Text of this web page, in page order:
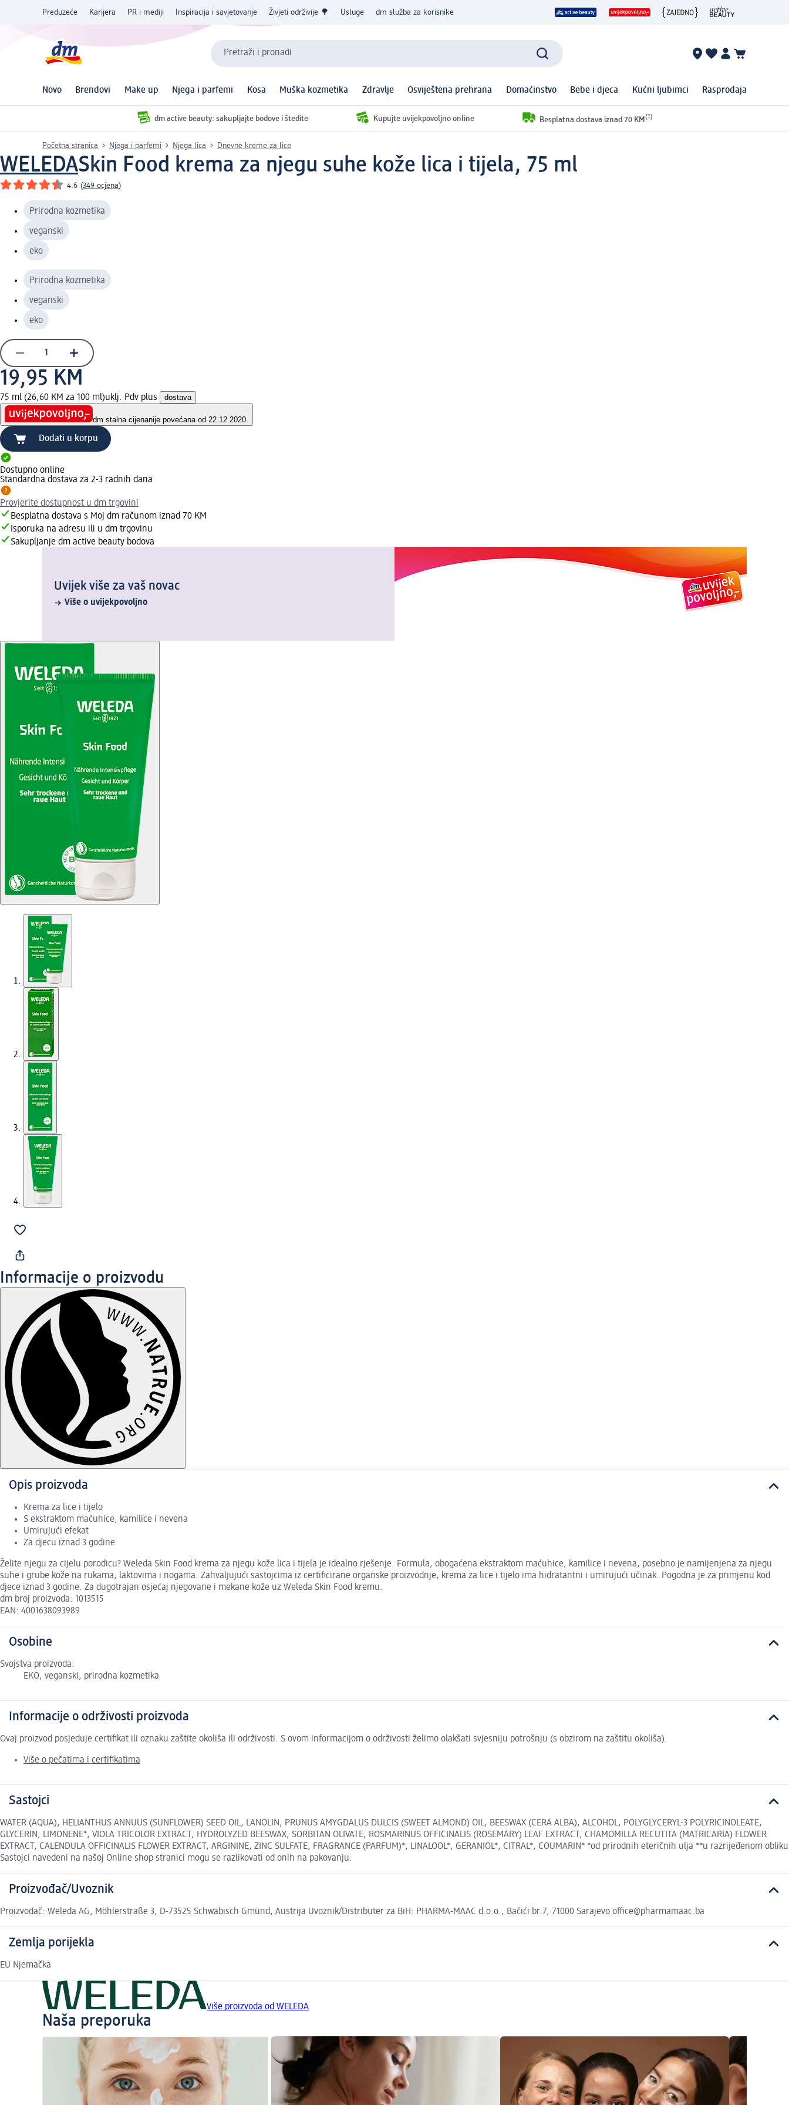
Preduzeće Karijera PR i mediji Inspiracija i savjetovanje Živjeti održivije 🌳 Usluge dm služba za korisnike
Pretraži i pronađi
Novo Brendovi Make up Njega i parfemi Kosa Muška kozmetika Zdravlje Osviještena prehrana Domaćinstvo Bebe i djeca Kućni ljubimci Rasprodaja
dm active beauty: sakupljajte bodove i štedite Kupujte uvijekpovoljno online Besplatna dostava iznad 70 KM (1)
Početna stranica Njega i parfemi Njega lica Dnevne kreme za lice
WELEDASkin Food krema za njegu suhe kože lica i tijela, 75 ml
4.6 (349 ocjena)
Prirodna kozmetika
veganski
eko
Prirodna kozmetika
veganski
eko
19,95 KM
75 ml (26,60 KM za 100 ml)uklj. Pdv plus dostava
dm stalna cijenanije povećana od 22.12.2020.
Dodati u korpu
Dostupno online
Standardna dostava za 2-3 radnih dana
Provjerite dostupnost u dm trgovini
Besplatna dostava s Moj dm računom iznad 70 KM
Isporuka na adresu ili u dm trgovinu
Sakupljanje dm active beauty bodova
Uvijek više za vaš novac
Više o uvijekpovoljno
Informacije o proizvodu
Opis proizvoda
Krema za lice i tijelo
S ekstraktom maćuhice, kamilice i nevena
Umirujući efekat
Za djecu iznad 3 godine
Želite njegu za cijelu porodicu? Weleda Skin Food krema za njegu kože lica i tijela je idealno rješenje. Formula, obogaćena ekstraktom maćuhice, kamilice i nevena, posebno je namijenjena za njegu
suhe i grube kože na rukama, laktovima i nogama. Zahvaljujući sastojcima iz certificirane organske proizvodnje, krema za lice i tijelo ima hidratantni i umirujući učinak. Pogodna je za primjenu kod
djece iznad 3 godine. Za dugotrajan osjećaj njegovane i mekane kože uz Weleda Skin Food kremu.
dm broj proizvoda: 1013515
EAN: 4001638093989
Osobine
Svojstva proizvoda:
EKO, veganski, prirodna kozmetika
Informacije o održivosti proizvoda
Ovaj proizvod posjeduje certifikat ili oznaku zaštite okoliša ili održivosti. S ovom informacijom o održivosti želimo olakšati svjesniju potrošnju (s obzirom na zaštitu okoliša).
Više o pečatima i certifikatima
Sastojci
WATER (AQUA), HELIANTHUS ANNUUS (SUNFLOWER) SEED OIL, LANOLIN, PRUNUS AMYGDALUS DULCIS (SWEET ALMOND) OIL, BEESWAX (CERA ALBA), ALCOHOL, POLYGLYCERYL-3 POLYRICINOLEATE,
GLYCERIN, LIMONENE*, VIOLA TRICOLOR EXTRACT, HYDROLYZED BEESWAX, SORBITAN OLIVATE, ROSMARINUS OFFICINALIS (ROSEMARY) LEAF EXTRACT, CHAMOMILLA RECUTITA (MATRICARIA) FLOWER
EXTRACT, CALENDULA OFFICINALIS FLOWER EXTRACT, ARGININE, ZINC SULFATE, FRAGRANCE (PARFUM)*, LINALOOL*, GERANIOL*, CITRAL*, COUMARIN* *od prirodnih eteričnih ulja **u razrijeđenom obliku
Sastojci navedeni na našoj Online shop stranici mogu se razlikovati od onih na pakovanju.
Proizvođač/Uvoznik
Proizvođač: Weleda AG, Möhlerstraße 3, D-73525 Schwäbisch Gmünd, Austrija Uvoznik/Distributer za BiH: PHARMA-MAAC d.o.o., Bačići br.7, 71000 Sarajevo office@pharmamaac.ba
Zemlja porijekla
EU Njemačka
Više proizvoda od WELEDA
Naša preporuka